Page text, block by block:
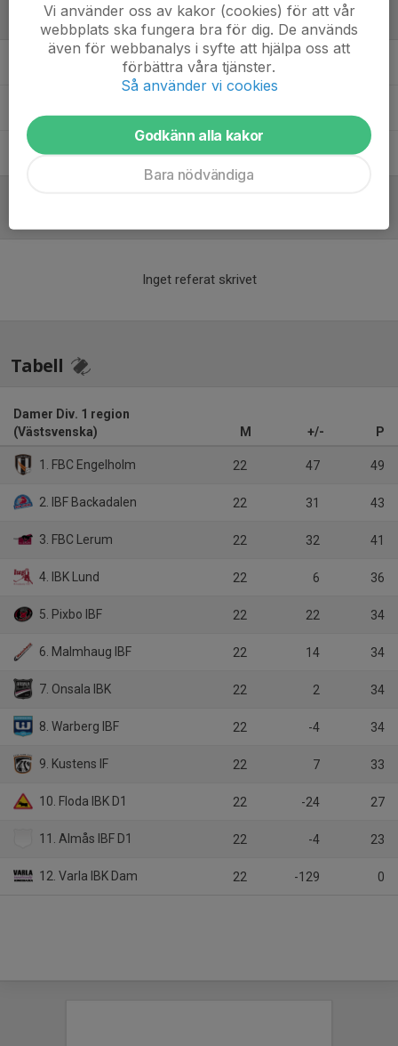
Ledare
Oscar KjellgrenTränare
Thomas BacklundTränare
Inget referat skrivet
Tabell
Damer Div. 1 region
(Västsvenska)
M +/- P
1. FBC Engelholm 22 47 49
2. IBF Backadalen 22 31 43
3. FBC Lerum 22 32 41
4. IBK Lund 22 6 36
5. Pixbo IBF 22 22 34
6. Malmhaug IBF 22 14 34
7. Onsala IBK 22 2 34
8. Warberg IBF 22 -4 34
9. Kustens IF 22 7 33
10. Floda IBK D1 22 -24 27
11. Almås IBF D1 22 -4 23
12. Varla IBK Dam 22 -129 0
Vi använder oss av kakor (cookies) för att vår
webbplats ska fungera bra för dig. De används
även för webbanalys i syfte att hjälpa oss att
förbättra våra tjänster.
Så använder vi cookies
Godkänn alla kakor
Bara nödvändiga